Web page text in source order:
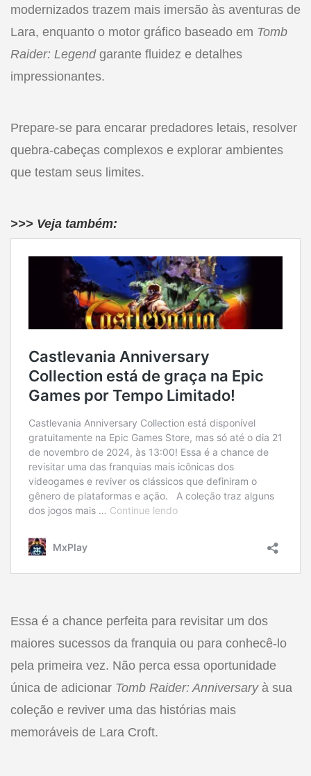
modernizados trazem mais imersão às aventuras de
Lara, enquanto o motor gráfico baseado em Tomb
Raider: Legendgarante fluidez e detalhes
impressionantes.
Prepare-se para encarar predadores letais, resolver
quebra-cabeças complexos e explorar ambientes
que testam seus limites.
>>> Veja também:
Essa é a chance perfeita para revisitar um dos
maiores sucessos da franquia ou para conhecê-lo
pela primeira vez. Não perca essa oportunidade
única de adicionar Tomb Raider: Anniversaryà sua
coleção e reviver uma das histórias mais
memoráveis de Lara Croft.